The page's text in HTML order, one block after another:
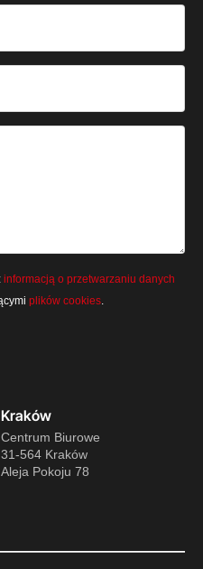
informacją o przetwarzaniu danych
plików cookies.
Kraków
Centrum Biurowe
31-564 Kraków
Aleja Pokoju 78